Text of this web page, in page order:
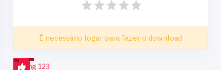
É necessário logar para fazer o download